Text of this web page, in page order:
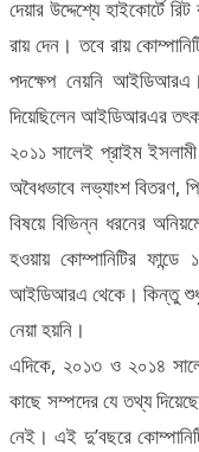
দেয়ার উদ্দেশ্যে হাইকোর্টে
রায় দেন। তবে রায়
পদক্ষেপ নেয়নি
দিয়েছিলেন আইডিআরএর
২০১১ সালেই প্রাইম
অবৈধভাবে লভ্যাংশ বিতরণ,
বিষয়ে বিভিন্ন ধরনের
হওয়ায় কোম্পানিটির
আইডিআরএ থেকে। কিন্তু শুধু
নেয়া হয়নি।
এদিকে, ২০১৩ ও ২০১৪ সালে
কাছে সম্পদের যে তথ্য
নেই। এই দু’বছরে